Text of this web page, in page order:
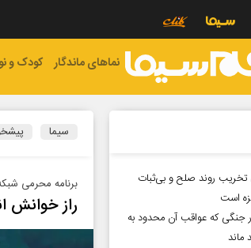
نماهای ماندگار کودک و
سیما
برنامه محرمی
راز خوانش
تخریب روند صلح و بی‌ثبات
است
جنگی که عواقب آن محدود به
ماند